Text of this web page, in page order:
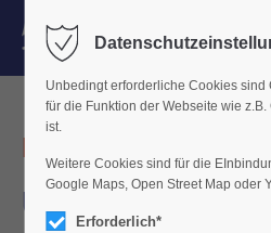
Der Eintrag "offcanvas-col1"
Der Eintrag "offcanvas-col2"
Der Eintrag "offcanvas-col3"
Freiwillige
Üben lohnt sich!
Unbedingt erforderliche Cookies
für die Funktion der Webseite wie
ist.
Weitere Cookies sind für die
Google Maps, Open Street Map oder
Erforderlich*